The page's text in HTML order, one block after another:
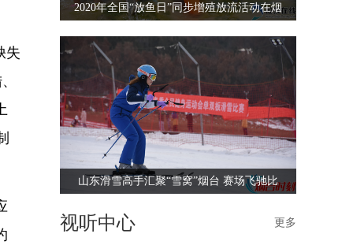
失
2020年全国“放鱼日”同步增殖放流活动在烟
山东滑雪高手汇聚“雪窝”烟台 赛场飞驰比
视听中心 更多